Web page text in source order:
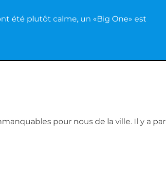
été plutôt calme, un «Big One» est
pour nous de la ville. Il y a par